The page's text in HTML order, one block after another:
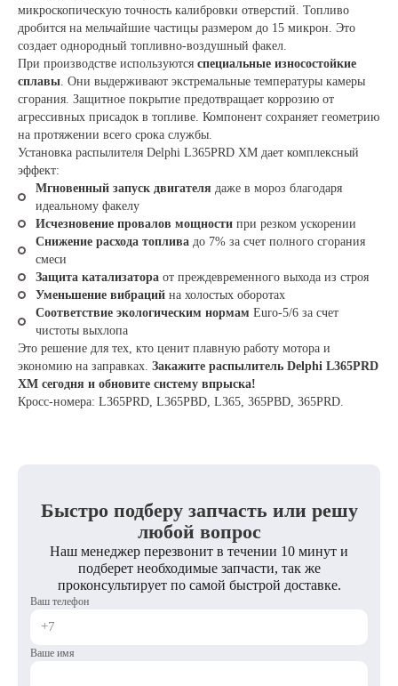
микроскопическую точность калибровки отверстий. Топливо
дробится на мельчайшие частицы размером до 15 микрон. Это
создает однородный топливно-воздушный факел.
При производстве используются специальные износостойкие
сплавы . Они выдерживают экстремальные температуры камеры
сгорания. Защитное покрытие предотвращает коррозию от
агрессивных присадок в топливе. Компонент сохраняет геометрию
на протяжении всего срока службы.
Установка распылителя Delphi L365PRD XM дает комплексный
эффект:
Мгновенный запуск двигателя даже в мороз благодаря
идеальному факелу
Исчезновение провалов мощности при резком ускорении
Снижение расхода топлива до 7% за счет полного сгорания
смеси
Защита катализатора от преждевременного выхода из строя
Уменьшение вибраций на холостых оборотах
Соответствие экологическим нормам Euro-5/6 за счет
чистоты выхлопа
Это решение для тех, кто ценит плавную работу мотора и
экономию на заправках. Закажите распылитель Delphi L365PRD
XM сегодня и обновите систему впрыска!
Кросс-номера: L365PRD, L365PBD, L365, 365PBD, 365PRD.
Быстро подберу запчасть или решу
любой вопрос
Наш менеджер перезвонит в течении 10 минут и
подберет необходимые запчасти, так же
проконсультирует по самой быстрой доставке.
Ваш телефон
Ваше имя